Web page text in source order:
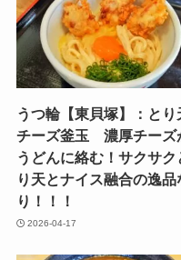
うつ輪【東貝塚】：とり
チーズ釜玉 濃厚チーズ
うどんに絡む！サクサク
り天とナイス融合の逸品
り！！！
2026-04-17